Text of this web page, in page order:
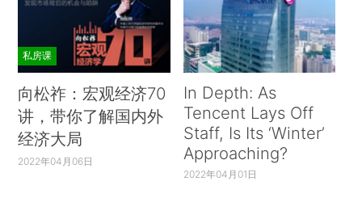
私房课
向松祚：宏观经济70
讲，带你了解国内外
经济大局
2022年04月06日
In Depth: As
Tencent Lays Off
Staff, Is Its ‘Winter’
Approaching?
2022年04月01日